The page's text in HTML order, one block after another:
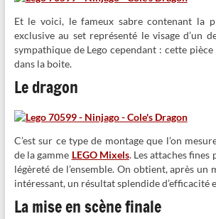
Et le voici, le fameux sabre contenant la
exclusive au set représenté le visage d’un
sympathique de Lego cependant : cette
dans la boite.
Le dragon
C’est sur ce type de montage que l’on
de la gamme LEGO Mixels. Les attaches
légèreté de l’ensemble. On obtient, après un
intéressant, un résultat splendide d’efficacité
La mise en scène finale